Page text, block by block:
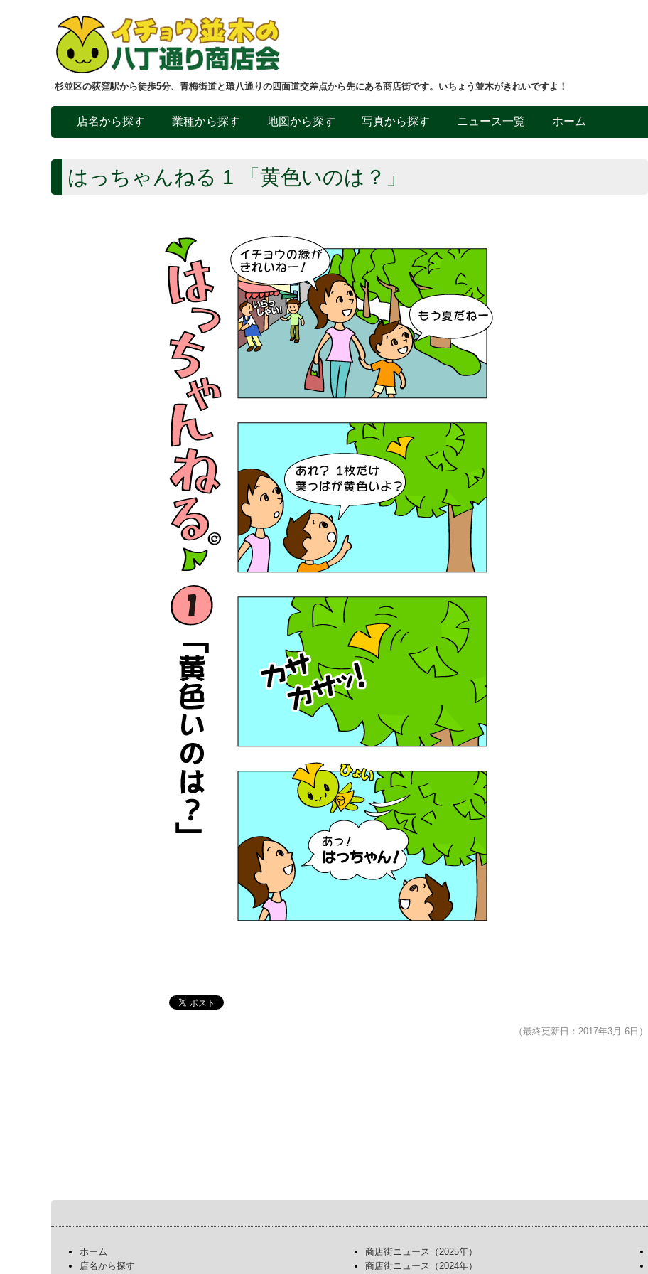
杉並区の荻窪駅から徒歩5分、青梅街道と環八通りの四面道交差点から先にある商店街です。いちょう並木がきれいですよ！
店名から探す 業種から探す 地図から探す 写真から探す ニュース一覧 ホーム
はっちゃんねる 1 「黄色いのは？」
（最終更新日：2017年3月 6日）
ホーム
店名から探す
商店街ニュース（2025年）
商店街ニュース（2024年）